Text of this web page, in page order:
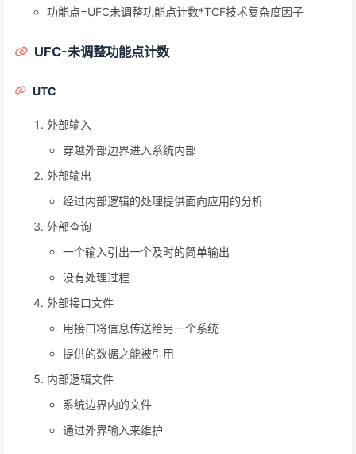
功能点=UFC未调整功能点计数*TCF技术复杂度因子
UFC-未调整功能点计数
UTC
外部输入
穿越外部边界进入系统内部
外部输出
经过内部逻辑的处理提供面向应用的分析
外部查询
一个输入引出一个及时的简单输出
没有处理过程
外部接口文件
用接口将信息传送给另一个系统
提供的数据之能被引用
内部逻辑文件
系统边界内的文件
通过外界输入来维护